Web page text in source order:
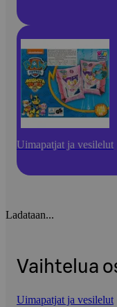
Uimapatjat ja vesilelut
Ladataan...
Vaihtelua
Uimapatjat ja vesilelut